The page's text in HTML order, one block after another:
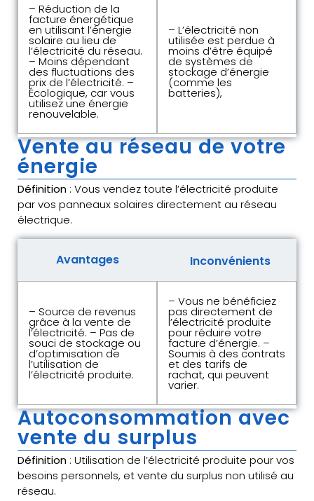
– Réduction de la
facture énergétique
en utilisant l’énergie
solaire au lieu de
l’électricité du réseau.
– Moins dépendant
des fluctuations des
prix de l’électricité. –
Écologique, car vous
utilisez une énergie
renouvelable.
– L’électricité non
utilisée est perdue à
moins d’être équipé
de systèmes de
stockage d’énergie
(comme les
batteries),
Vente au réseau de votre
énergie
Définition : Vous vendez toute l’électricité produite
par vos panneaux solaires directement au réseau
électrique.
Avantages Inconvénients
– Source de revenus
grâce à la vente de
l’électricité. – Pas de
souci de stockage ou
d’optimisation de
l’utilisation de
l’électricité produite.
– Vous ne bénéficiez
pas directement de
l’électricité produite
pour réduire votre
facture d’énergie. –
Soumis à des contrats
et des tarifs de
rachat, qui peuvent
varier.
Autoconsommation avec
vente du surplus
Définition : Utilisation de l’électricité produite pour vos
besoins personnels, et vente du surplus non utilisé au
réseau.